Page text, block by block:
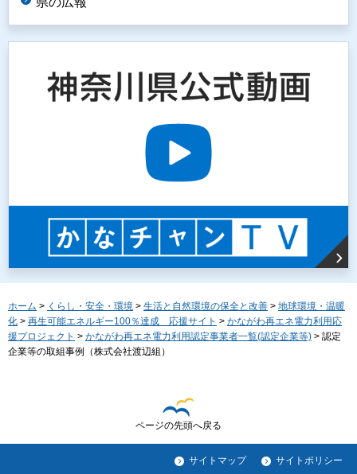
ホーム > くらし・安全・環境 > 生活と自然環境の保全と改善 > 地球環境・温暖
化 > 再生可能エネルギー100％達成 応援サイト > かながわ再エネ電力利用応
援プロジェクト > かながわ再エネ電力利用認定事業者一覧(認定企業等) > 認定
企業等の取組事例（株式会社渡辺組）
ページの先頭へ戻る
サイトマップ サイトポリシー